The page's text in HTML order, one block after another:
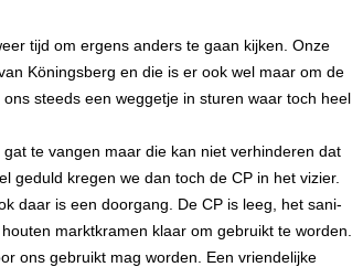
tijd om ergens anders te gaan kijken. Onze
Köningsberg en die is er ook wel maar om de
steeds een weggetje in sturen waar toch heel
te vangen maar die kan niet verhinderen dat
geduld kregen we dan toch de CP in het vizier.
daar is een doorgang. De CP is leeg, het sani-
marktkramen klaar om gebruikt te worden.
ons gebruikt mag worden. Een vriendelijke